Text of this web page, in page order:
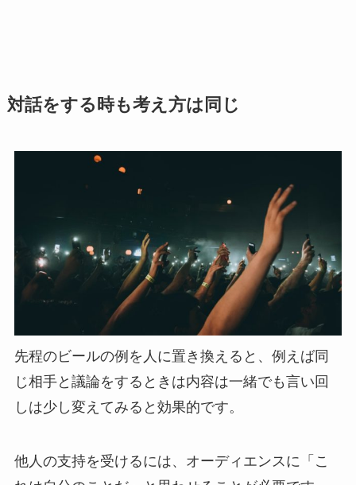
対話をする時も考え方は同じ
先程のビールの例を人に置き換えると、例えば同
じ相手と議論をするときは内容は一緒でも言い回
しは少し変えてみると効果的です。
他人の支持を受けるには、オーディエンスに「こ